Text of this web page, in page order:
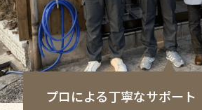
プロによる丁寧なサポート